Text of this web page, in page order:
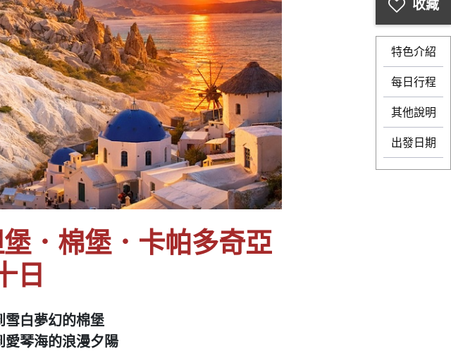
特色介紹
每日行程
其他說明
出發日期
．棉堡．卡帕多奇亞
日
雪白夢幻的棉堡
愛琴海的浪漫夕陽